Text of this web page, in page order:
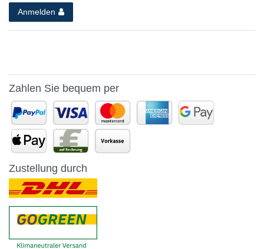
Anmelden
Zahlen Sie bequem per
Zustellung durch